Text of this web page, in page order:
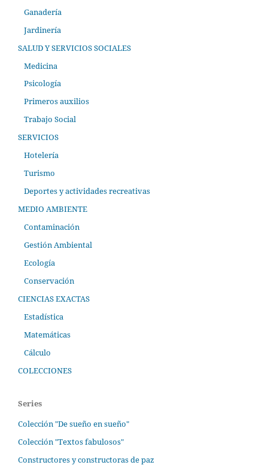
Ganadería
Jardinería
SALUD Y SERVICIOS SOCIALES
Medicina
Psicología
Primeros auxilios
Trabajo Social
SERVICIOS
Hotelería
Turismo
Deportes y actividades recreativas
MEDIO AMBIENTE
Contaminación
Gestión Ambiental
Ecología
Conservación
CIENCIAS EXACTAS
Estadística
Matemáticas
Cálculo
COLECCIONES
Series
Colección "De sueño en sueño"
Colección "Textos fabulosos"
Constructores y constructoras de paz